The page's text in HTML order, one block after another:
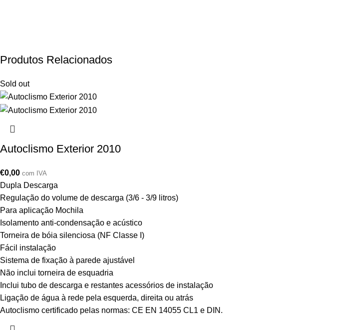
Produtos Relacionados
Sold out
Autoclismo Exterior 2010
€0,00 com IVA
Dupla Descarga
Regulação do volume de descarga (3/6 - 3/9 litros)
Para aplicação Mochila
Isolamento anti-condensação e acústico
Torneira de bóia silenciosa (NF Classe I)
Fácil instalação
Sistema de fixação à parede ajustável
Não inclui torneira de esquadria
Inclui tubo de descarga e restantes acessórios de instalação
Ligação de água à rede pela esquerda, direita ou atrás
Autoclismo certificado pelas normas: CE EN 14055 CL1 e DIN.